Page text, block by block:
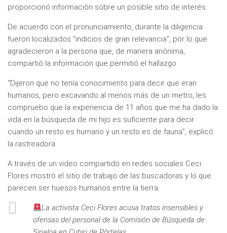
proporcionó información sobre un posible sitio de interés.
De acuerdo con el pronunciamiento, durante la diligencia
fueron localizados “indicios de gran relevancia”, por lo que
agradecieron a la persona que, de manera anónima,
compartió la información que permitió el hallazgo
“Dijeron que no tenía conocimiento para decir que eran
humanos, pero excavando al menos más de un metro, les
compruebo que la experiencia de 11 años que me ha dado la
vida en la búsqueda de mi hijo es suficiente para decir
cuando un resto es humano y un resto es de fauna”, explicó
la rastreadora.
A través de un video compartido en redes sociales Ceci
Flores mostró el sitio de trabajo de las buscadoras y lo que
parecen ser huesos humanos entre la tierra.
La activista Ceci Flores acusa tratos insensibles y
ofensas del personal de la Comisión de Búsqueda de